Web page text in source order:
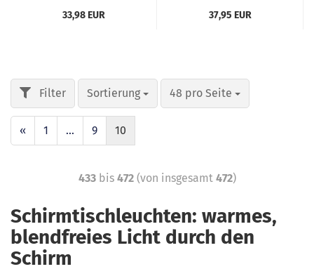
33,98 EUR 37,95 EUR
Sortierung 48 pro Seite
« 1 ... 9 10
433bis 472(von insgesamt 472)
Schirmtischleuchten: warmes,
blendfreies Licht durch den
Schirm